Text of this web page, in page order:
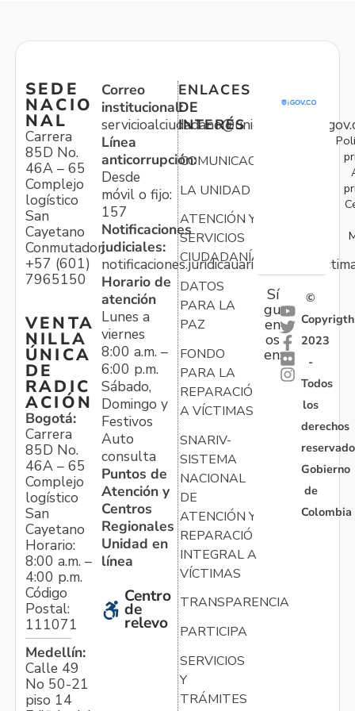
SEDE
NACIO
NAL
Carrera
85D No.
46A – 65
Complejo
logístico
San
Cayetano
Conmutador:
+57 (601)
7965150
VENTA
NILLA
ÚNICA
DE
RADIC
ACIÓN
Bogotá:
Carrera
85D No.
46A – 65
Complejo
logístico
San
Cayetano
Horario:
8:00 a.m. –
4:00 p.m.
Código
Postal:
111071
Medellín:
Calle 49
No 50-21
piso 14
Correo
institucional:
Línea
anticorrupción:
Desde
móvil o fijo:
157
Notificaciones
judiciales:
Horario de
atención
Lunes a
viernes
8:00 a.m. –
6:00 p.m.
Sábado,
Domingo y
Festivos
Auto
consulta
Puntos de
Atención y
Centros
Regionales
Unidad en
línea
Centro
de
relevo
ENLACES
DE
INTERÉS
COMUNICACIONES
LA UNIDAD
ATENCIÓN Y
SERVICIOS
CIUDADANÍA
DATOS
PARA LA
PAZ
FONDO
PARA LA
REPARACIÓN
A VÍCTIMAS
SNARIV-
SISTEMA
NACIONAL
DE
ATENCIÓN Y
REPARACIÓN
INTEGRAL A
VÍCTIMAS
TRANSPARENCIA
PARTICIPA
SERVICIOS
Y
TRÁMITES
Sí
gu
en
os
en:
©
Copyrigth
2023
-
Todos
los
derechos
Gobierno
de
Colombia